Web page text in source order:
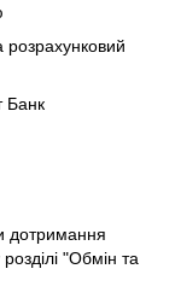
Банк
дотримання
"Обмін та